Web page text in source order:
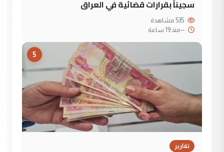
سجيناً بقرارات قضائية في العراق
--منذ 19 ساعة
5
تقارير